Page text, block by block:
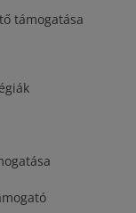
támogatása